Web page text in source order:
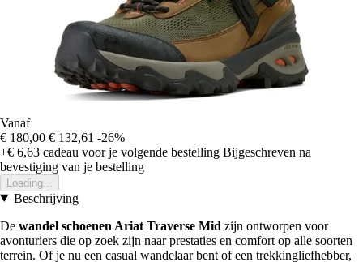
Vanaf
€ 180,00 € 132,61 -26%
+€ 6,63 cadeau voor je volgende bestelling Bijgeschreven na
bevestiging van je bestelling
Loading...
Beschrijving
De wandel schoenen Ariat Traverse Mid zijn ontworpen voor
avonturiers die op zoek zijn naar prestaties en comfort op alle soorten
terrein. Of je nu een casual wandelaar bent of een trekkingliefhebber,